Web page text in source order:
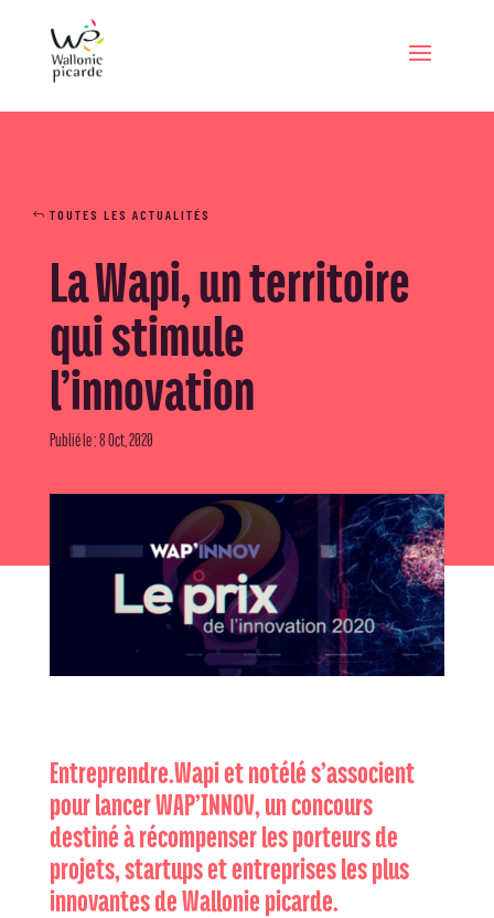
TOUTES LES ACTUALITÉS
La Wapi, un territoire
qui stimule
l’innovation
Publié le : 8 Oct, 2020
Entreprendre.Wapi et notélé s’associent
pour lancer WAP’INNOV, un concours
destiné à récompenser les porteurs de
projets, startups et entreprises les plus
innovantes de Wallonie picarde.